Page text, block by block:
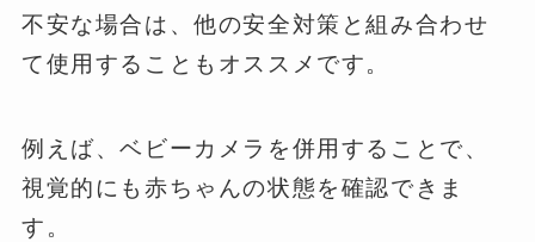
不安な場合は、他の安全対策と組み合わせ
て使用することもオススメです。
例えば、ベビーカメラを併用することで、
視覚的にも赤ちゃんの状態を確認できま
す。